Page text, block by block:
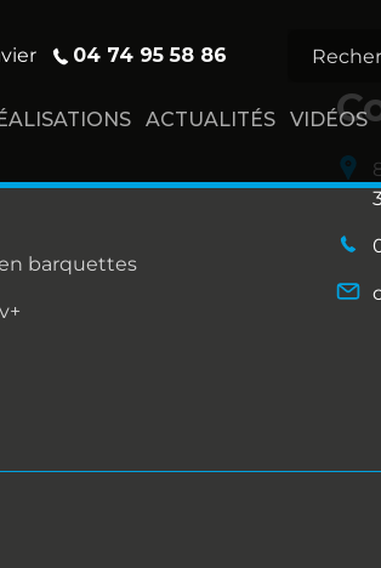
04 74 95 58 86
ACTUALITÉS VIDÉOS
barquettes